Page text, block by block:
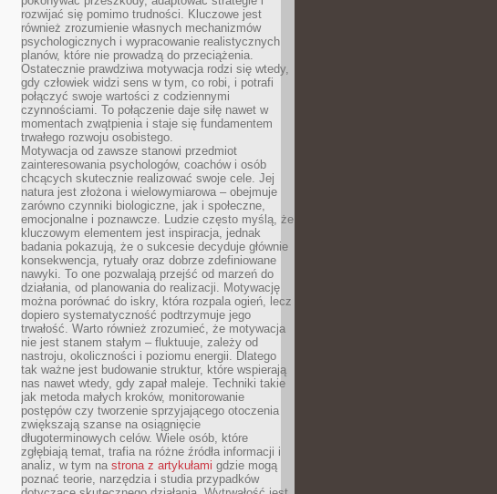
rozwijać się pomimo trudności. Kluczowe jest
również zrozumienie własnych mechanizmów
psychologicznych i wypracowanie realistycznych
planów, które nie prowadzą do przeciążenia.
Ostatecznie prawdziwa motywacja rodzi się wtedy,
gdy człowiek widzi sens w tym, co robi, i potrafi
połączyć swoje wartości z codziennymi
czynnościami. To połączenie daje siłę nawet w
momentach zwątpienia i staje się fundamentem
trwałego rozwoju osobistego.
Motywacja od zawsze stanowi przedmiot
zainteresowania psychologów, coachów i osób
chcących skutecznie realizować swoje cele. Jej
natura jest złożona i wielowymiarowa – obejmuje
zarówno czynniki biologiczne, jak i społeczne,
emocjonalne i poznawcze. Ludzie często myślą, że
kluczowym elementem jest inspiracja, jednak
badania pokazują, że o sukcesie decyduje głównie
konsekwencja, rytuały oraz dobrze zdefiniowane
nawyki. To one pozwalają przejść od marzeń do
działania, od planowania do realizacji. Motywację
można porównać do iskry, która rozpala ogień, lecz
dopiero systematyczność podtrzymuje jego
trwałość. Warto również zrozumieć, że motywacja
nie jest stanem stałym – fluktuuje, zależy od
nastroju, okoliczności i poziomu energii. Dlatego
tak ważne jest budowanie struktur, które wspierają
nas nawet wtedy, gdy zapał maleje. Techniki takie
jak metoda małych kroków, monitorowanie
postępów czy tworzenie sprzyjającego otoczenia
zwiększają szanse na osiągnięcie
długoterminowych celów. Wiele osób, które
zgłębiają temat, trafia na różne źródła informacji i
analiz, w tym na strona z artykułami gdzie mogą
poznać teorie, narzędzia i studia przypadków